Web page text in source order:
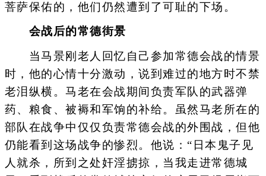
菩萨保佑的，他们仍然遭到了可耻的下场。
会战后的常德街景
当马景刚老人回忆自己参加常德会战的情景
时，他的心情十分激动，说到难过的地方时不禁
老泪纵横。马老在会战期间负责军队的武器弹
药、粮食、被褥和军饷的补给。虽然马老所在的
部队在战争中仅仅负责常德会战的外围战，但他
仍能看到这场战争的惨烈。他说：“日本鬼子见
人就杀，所到之处奸淫掳掠，当我走进常德城